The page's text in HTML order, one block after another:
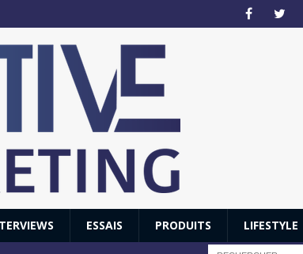
ESSAIS PRODUITS LIFESTYLE